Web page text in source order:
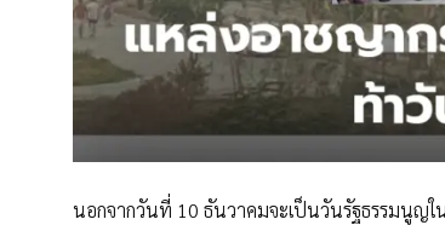
นอกจากวันที่ 10 ธันวาคมจะเป็นวันรัฐธรรมนูญ